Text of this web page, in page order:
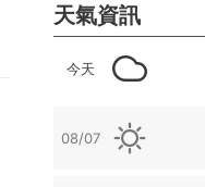
天氣資訊
今天
08/07